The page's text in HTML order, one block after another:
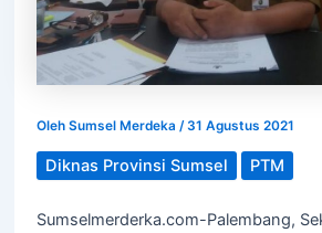
Oleh Sumsel Merdeka /31 Agustus 2021
Diknas Provinsi Sumsel PTM
Sumselmerderka.com-Palembang,